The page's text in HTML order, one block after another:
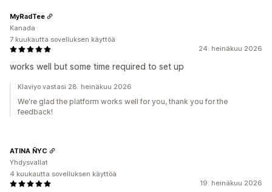
24. heinäkuu 2026
works well but some time required to set up
MyRadTee
Kanada
7 kuukautta sovelluksen käyttöä
Klaviyo vastasi 28. heinäkuu 2026
We're glad the platform works well for you, thank you for the
feedback!
19. heinäkuu 2026
ATINA ÑYC
Yhdysvallat
4 kuukautta sovelluksen käyttöä